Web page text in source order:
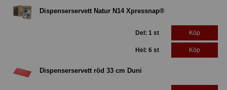
Dispenserservett Natur N14 Xpressnap®
Del: 1 st Köp
Hel: 6 st Köp
Dispenserservett röd 33 cm Duni